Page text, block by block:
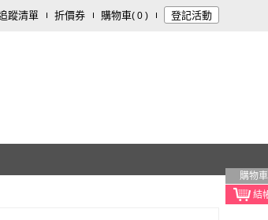
蹤清單 折價券 購物車( 0 ) 登記活動
購物車